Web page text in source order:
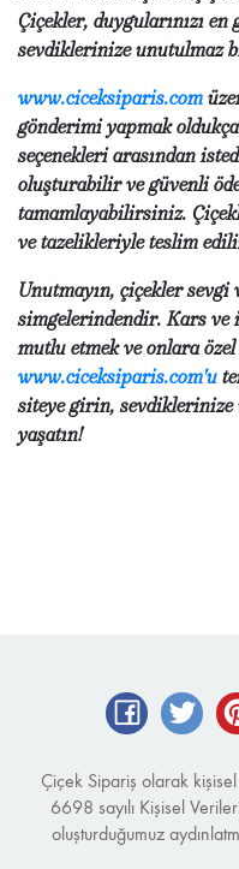
Çiçekler, duygularınızı
sevdiklerinize unutulmaz
www.ciceksiparis.com
gönderimi yapmak
seçenekleri arasından
oluşturabilir ve güvenli
tamamlayabilirsiniz.
ve tazelikleriyle teslim
Unutmayın, çiçekler
simgelerindendir. Kars ve
mutlu etmek ve onlara
www.ciceksiparis.com'u
siteye girin,
yaşatın!
Facebook
Çiçek Sipariş olarak
6698 sayılı Kişisel
oluşturduğumuz